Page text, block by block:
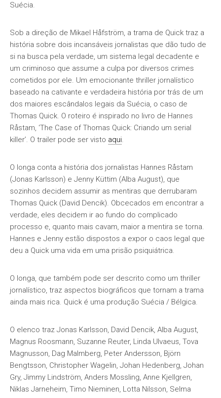
Suécia.
Sob a direção de Mikael Håfström, a trama de Quick traz a
história sobre dois incansáveis jornalistas que dão tudo de
si na busca pela verdade, um sistema legal decadente e
um criminoso que assume a culpa por diversos crimes
cometidos por ele. Um emocionante thriller jornalístico
baseado na cativante e verdadeira história por trás de um
dos maiores escândalos legais da Suécia, o caso de
Thomas Quick. O roteiro é inspirado no livro de Hannes
Råstam, ‘The Case of Thomas Quick: Criando um serial
killer’. O trailer pode ser visto aqui.
O longa conta a história dos jornalistas Hannes Råstam
(Jonas Karlsson) e Jenny Küttim (Alba August), que
sozinhos decidem assumir as mentiras que derrubaram
Thomas Quick (David Dencik). Obcecados em encontrar a
verdade, eles decidem ir ao fundo do complicado
processo e, quanto mais cavam, maior a mentira se torna.
Hannes e Jenny estão dispostos a expor o caos legal que
deu a Quick uma vida em uma prisão psiquiátrica.
O longa, que também pode ser descrito como um thriller
jornalístico, traz aspectos biográficos que tornam a trama
ainda mais rica. Quick é uma produção Suécia / Bélgica.
O elenco traz Jonas Karlsson, David Dencik, Alba August,
Magnus Roosmann, Suzanne Reuter, Linda Ulvaeus, Tova
Magnusson, Dag Malmberg, Peter Andersson, Björn
Bengtsson, Christopher Wagelin, Johan Hedenberg, Johan
Gry, Jimmy Lindström, Anders Mossling, Anne Kjellgren,
Niklas Jarneheim, Timo Nieminen, Lotta Nilsson, Selma